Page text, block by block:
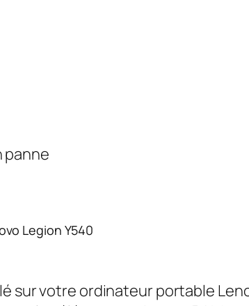
panne
Legion Y540
sur votre ordinateur portable